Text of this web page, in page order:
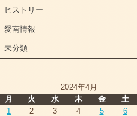
ヒストリー
愛南情報
未分類
2024年4月
月
火 水 木 金 土
1
2 3 4 5 6